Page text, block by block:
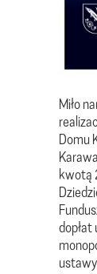
Miło
Domu
kwotą